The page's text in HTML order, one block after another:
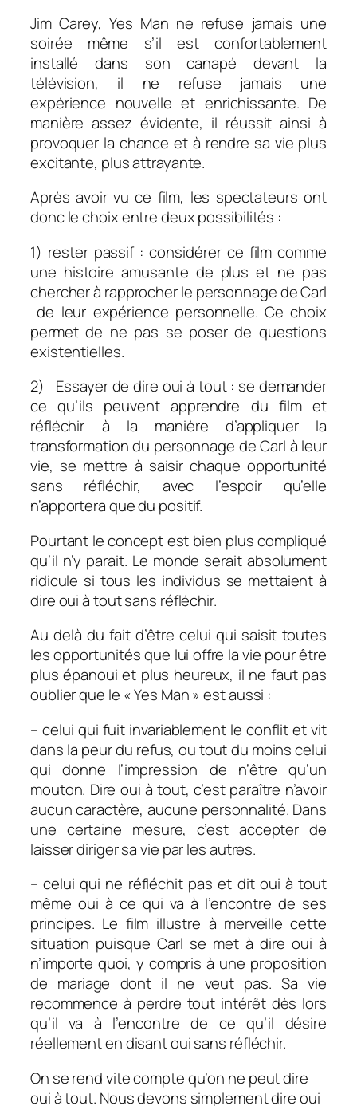
Jim Carey, Yes Man ne refuse jamais une
soirée même s’il est confortablement
installé dans son canapé devant la
télévision, il ne refuse jamais une
expérience nouvelle et enrichissante. De
manière assez évidente, il réussit ainsi à
provoquer la chance et à rendre sa vie plus
excitante, plus attrayante.
Après avoir vu ce film, les spectateurs ont
donc le choix entre deux possibilités :
1) rester passif : considérer ce film comme
une histoire amusante de plus et ne pas
chercher à rapprocher le personnage de Carl
de leur expérience personnelle. Ce choix
permet de ne pas se poser de questions
existentielles.
2) Essayer de dire oui à tout : se demander
ce qu’ils peuvent apprendre du film et
réfléchir à la manière d’appliquer la
transformation du personnage de Carl à leur
vie, se mettre à saisir chaque opportunité
sans réfléchir, avec l’espoir qu’elle
n’apportera que du positif.
Pourtant le concept est bien plus compliqué
qu’il n’y parait. Le monde serait absolument
ridicule si tous les individus se mettaient à
dire oui à tout sans réfléchir.
Au delà du fait d’être celui qui saisit toutes
les opportunités que lui offre la vie pour être
plus épanoui et plus heureux, il ne faut pas
oublier que le « Yes Man » est aussi :
– celui qui fuit invariablement le conflit et vit
dans la peur du refus, ou tout du moins celui
qui donne l’impression de n’être qu’un
mouton. Dire oui à tout, c’est paraître n’avoir
aucun caractère, aucune personnalité. Dans
une certaine mesure, c’est accepter de
laisser diriger sa vie par les autres.
– celui qui ne réfléchit pas et dit oui à tout
même oui à ce qui va à l’encontre de ses
principes. Le film illustre à merveille cette
situation puisque Carl se met à dire oui à
n’importe quoi, y compris à une proposition
de mariage dont il ne veut pas. Sa vie
recommence à perdre tout intérêt dès lors
qu’il va à l’encontre de ce qu’il désire
réellement en disant oui sans réfléchir.
On se rend vite compte qu’on ne peut dire
oui à tout. Nous devons simplement dire oui